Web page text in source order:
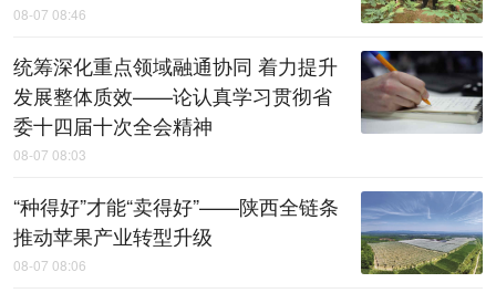
08-07 08:46
统筹深化重点领域融通协同 着力提升
发展整体质效——论认真学习贯彻省
委十四届十次全会精神
08-07 08:03
“种得好”才能“卖得好”——陕西全链条
推动苹果产业转型升级
08-07 08:06